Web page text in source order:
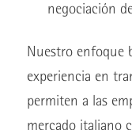
negociación
Nuestro enfoque
experiencia en
permiten a las
mercado italiano